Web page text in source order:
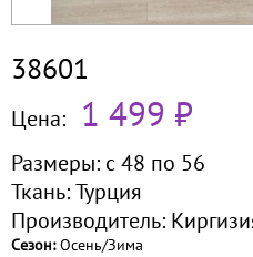
38601
Цена: 1 499 ₽
Размеры: с 48 по 56
Ткань:Турция
Производитель:
Сезон:Осень/Зима